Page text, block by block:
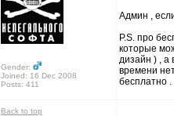
Gender:
Joined: 16 Dec 2008
Posts: 411
Админ ,
P.S. про
которые
дизайн ) , а
времени
бесплатно
Back to top